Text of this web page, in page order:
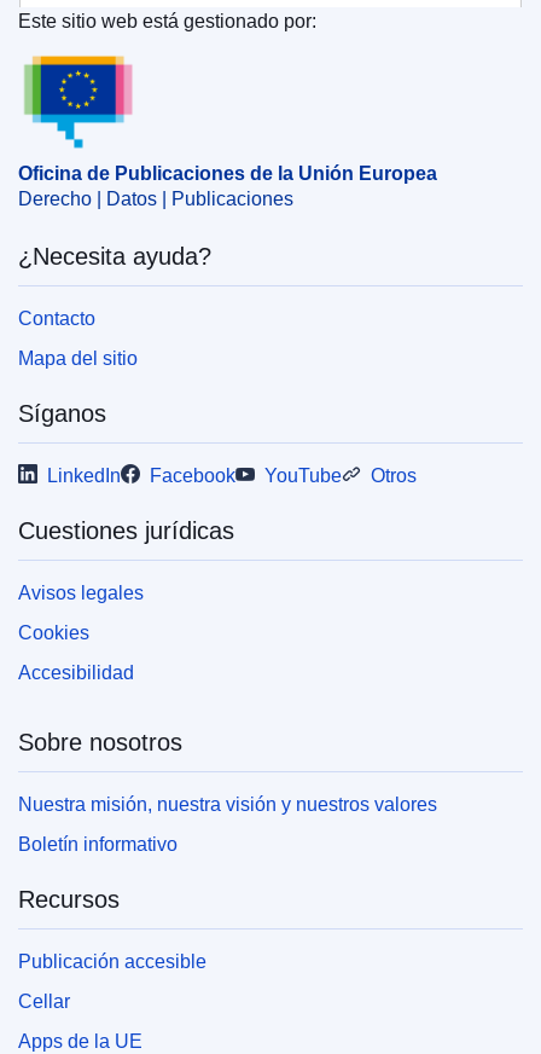
Released on EU publications website:
Oficina de Publicaciones de la Unión Europea
Este sitio web está gestionado por:
Oficina de Publicaciones de la Unión Europea
Derecho | Datos | Publicaciones
¿Necesita ayuda?
Contacto
Mapa del sitio
Síganos
LinkedIn Facebook YouTube Otros
Cuestiones jurídicas
Avisos legales
Cookies
Accesibilidad
Sobre nosotros
Nuestra misión, nuestra visión y nuestros valores
Boletín informativo
Recursos
Publicación accesible
Cellar
Apps de la UE